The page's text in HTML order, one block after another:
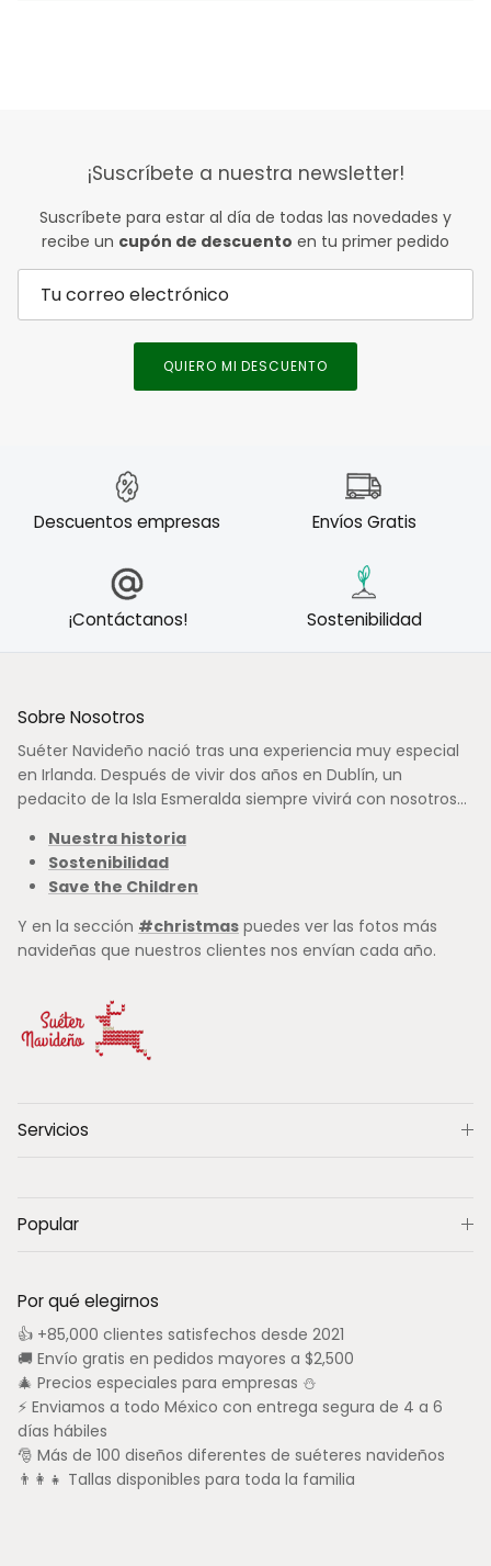
¡Suscríbete a nuestra newsletter!
Suscríbete para estar al día de todas las novedades y
recibe un cupón de descuento en tu primer pedido
QUIERO MI DESCUENTO
Descuentos empresas Envíos Gratis
¡Contáctanos! Sostenibilidad
Sobre Nosotros
Suéter Navideño nació tras una experiencia muy especial
en Irlanda. Después de vivir dos años en Dublín, un
pedacito de la Isla Esmeralda siempre vivirá con nosotros...
Nuestra historia
Sostenibilidad
Save the Children
Y en la sección #christmas puedes ver las fotos más
navideñas que nuestros clientes nos envían cada año.
Servicios
Popular
Por qué elegirnos
👍 +85,000 clientes satisfechos desde 2021
🚚 Envío gratis en pedidos mayores a $2,500
🎄 Precios especiales para empresas ⛄
⚡ Enviamos a todo México con entrega segura de 4 a 6
días hábiles
🎅 Más de 100 diseños diferentes de suéteres navideños
👨‍👩‍👧 Tallas disponibles para toda la familia